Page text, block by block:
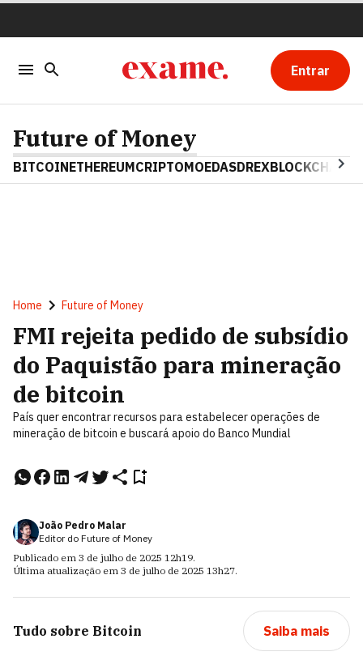
Entrar
Future of Money
BITCOINETHEREUMCRIPTOMOEDASDREXBLOCKCHAIN
Home Future of Money
FMI rejeita pedido de subsídio
do Paquistão para mineração
de bitcoin
País quer encontrar recursos para estabelecer operações de
mineração de bitcoin e buscará apoio do Banco Mundial
João Pedro Malar
Editor do Future of Money
Publicado em 3 de julho de 2025 12h19.
Última atualização em 3 de julho de 2025 13h27.
Tudo sobre Bitcoin Saiba mais